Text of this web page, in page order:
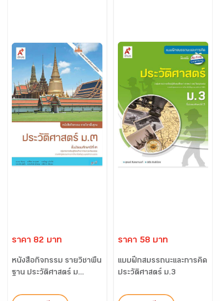
ราคา 82 บาท
หนังสือกิจกรรม รายวิชาพื้น
ฐาน ประวัติศาสตร์ ม...
ราคา 58 บาท
แบบฝึกสมรรถนะและการคิด
ประวัติศาสตร์ ม.3